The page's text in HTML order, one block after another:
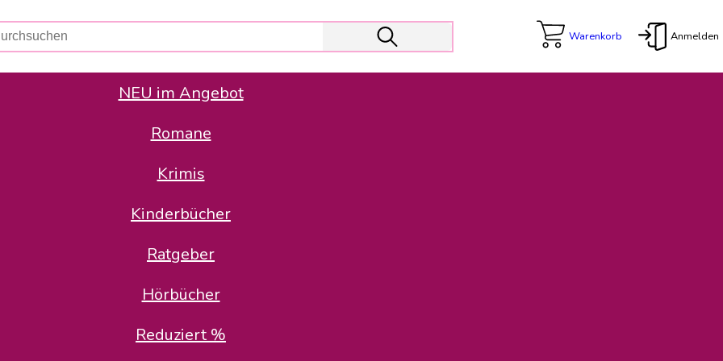
Warenkorb Anmelden
NEU im Angebot
Romane
Krimis
Kinderbücher
Ratgeber
Hörbücher
Reduziert %
Avus Buch & Medien GmbH
zurück: Karl-Otto Binder übernimmt die Geschäftsführung. Er wird unterstützt von den Prokuristen Kerstin Walter und Kai
welche die AVUS langfristig begleiten möchten, freut sich das operative Management auf die Weiterentwicklung
in der Schanzenstr. 13, 51063 Köln und führt dort den operativen Betrieb in gewohntem Umfang fort.
Rufnummern und E-Mail- Adressen erreichbar.